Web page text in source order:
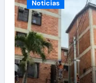
Noticias